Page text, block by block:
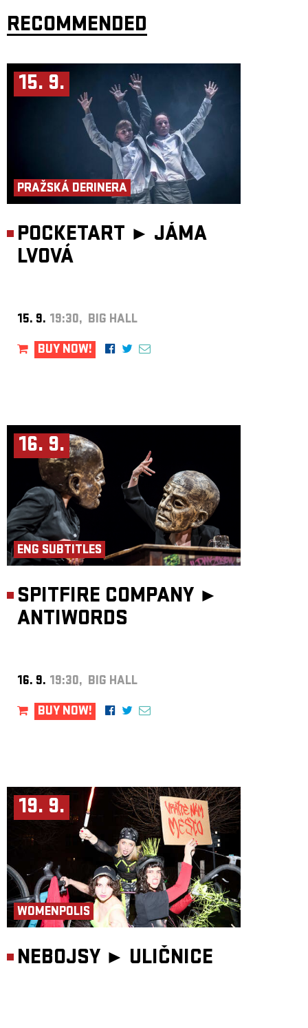
RECOMMENDED
15. 9.
PRAŽSKÁ DERINERA
POCKETART ► JÁMA
LVOVÁ
15. 9. 19:30, BIG HALL
BUY NOW!
16. 9.
ENG SUBTITLES
SPITFIRE COMPANY ►
ANTIWORDS
16. 9. 19:30, BIG HALL
BUY NOW!
19. 9.
WOMENPOLIS
NEBOJSY ► ULIČNICE